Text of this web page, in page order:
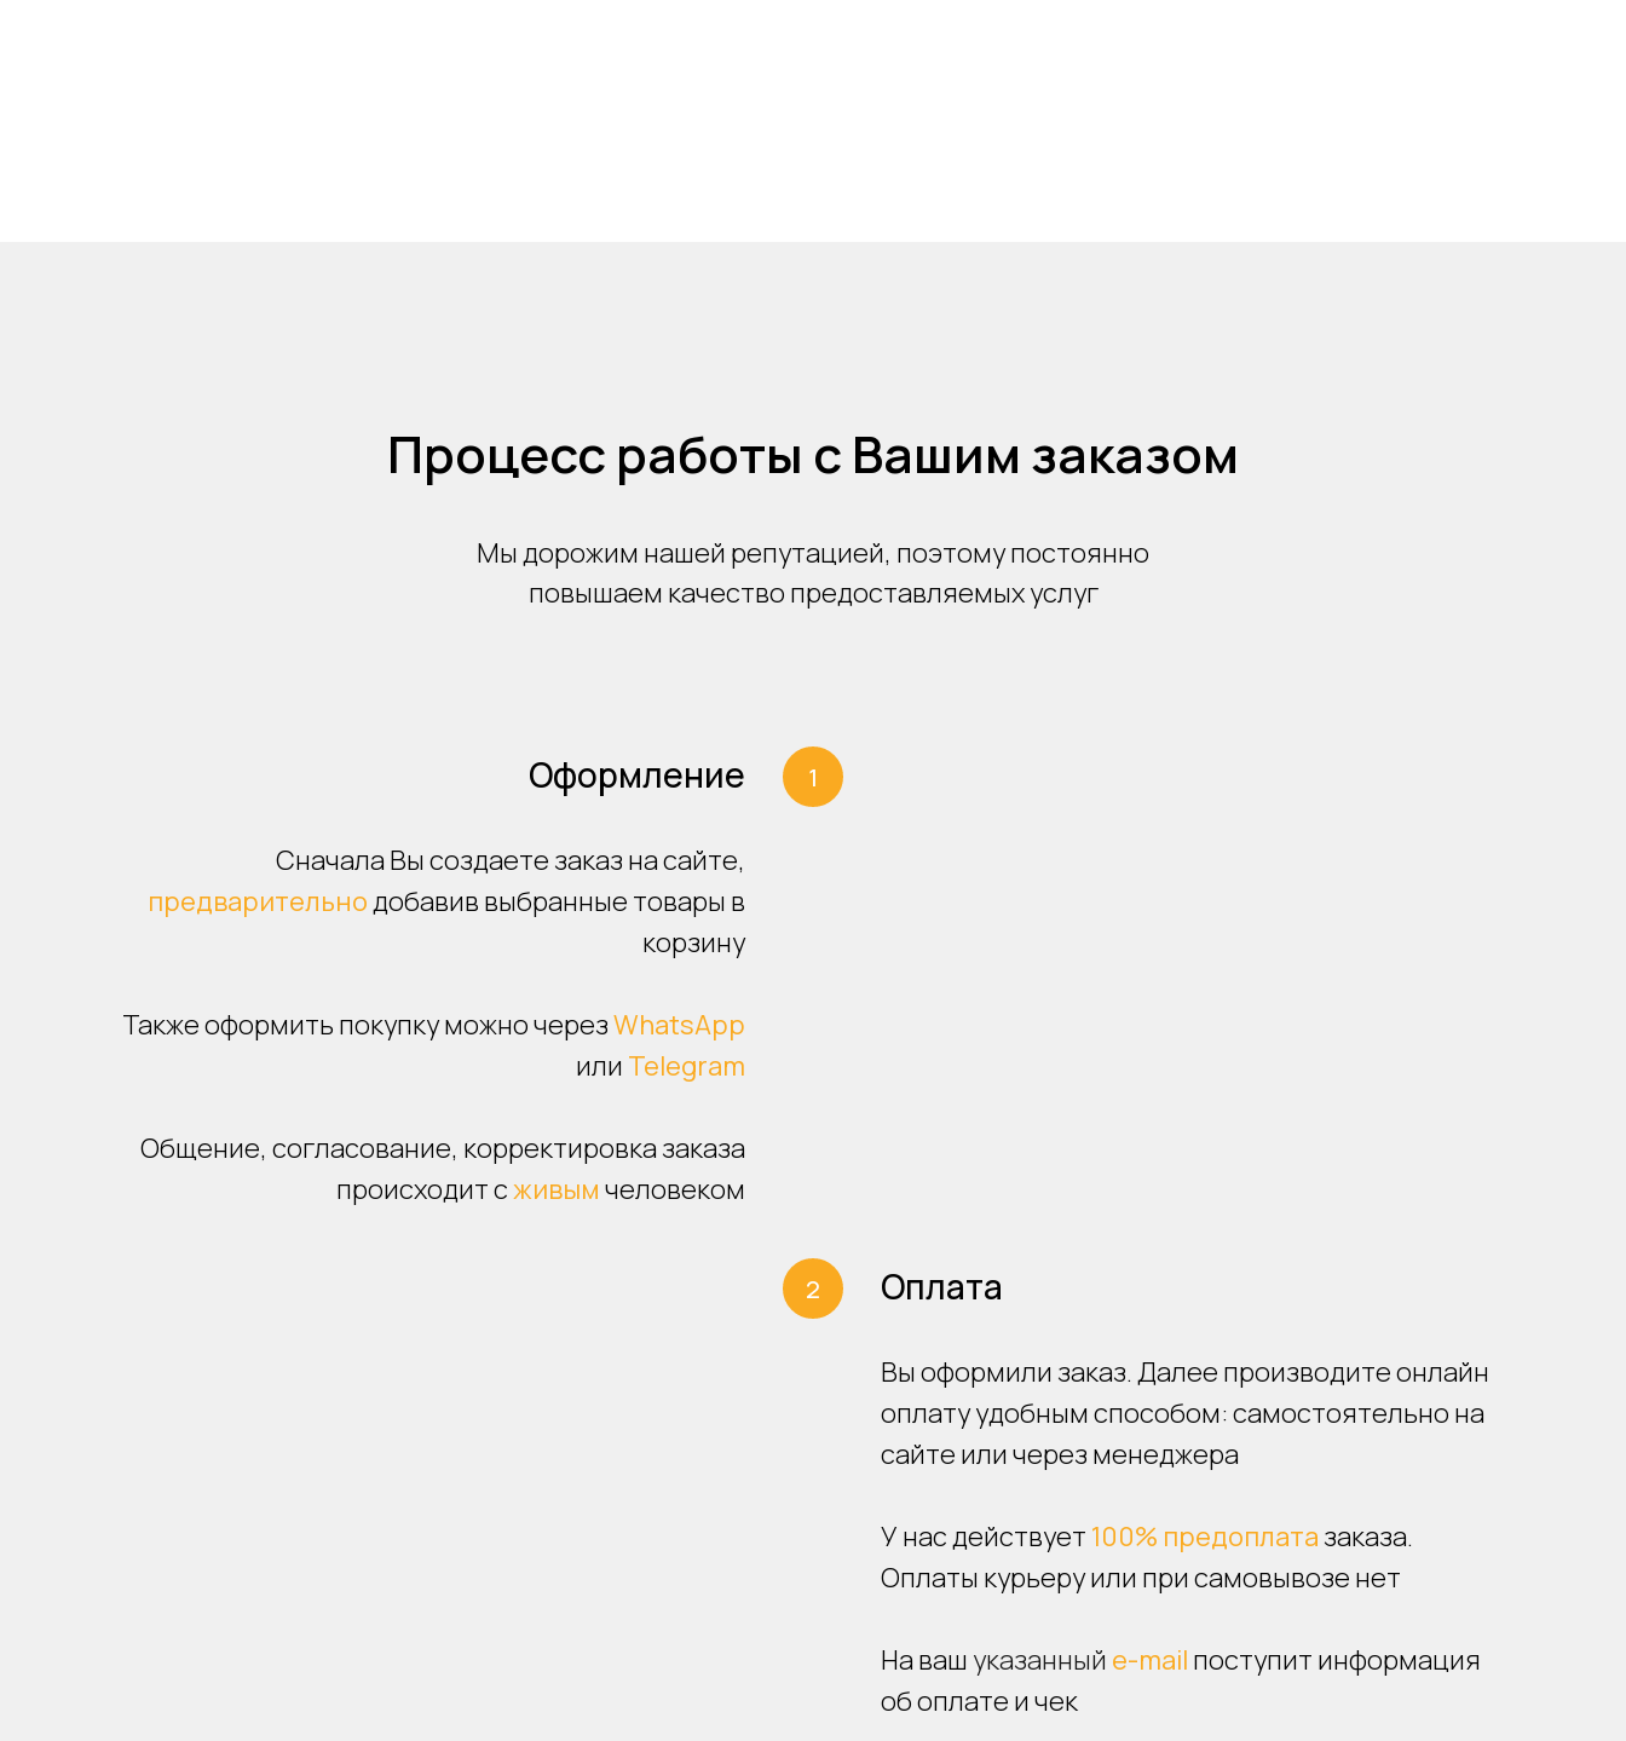
Процесс работы с Вашим заказом
Мы дорожим нашей репутацией, поэтому постоянно
повышаем качество предоставляемых услуг
Оформление
Сначала Вы создаете заказ на сайте,
предварительнодобавив выбранные товары в
корзину
Также оформить покупку можно черезWhatsApp
или Telegram
Общение, согласование, корректировка заказа
происходит сживым человеком
Оплата
Вы оформили заказ. Далее производите онлайн
оплату удобным способом: самостоятельно на
сайте или через менеджера
У нас действует 100% предоплата заказа.
Оплаты курьеру или при самовывозе нет
На ваш указанный e-mail поступит информация
об оплате и чек